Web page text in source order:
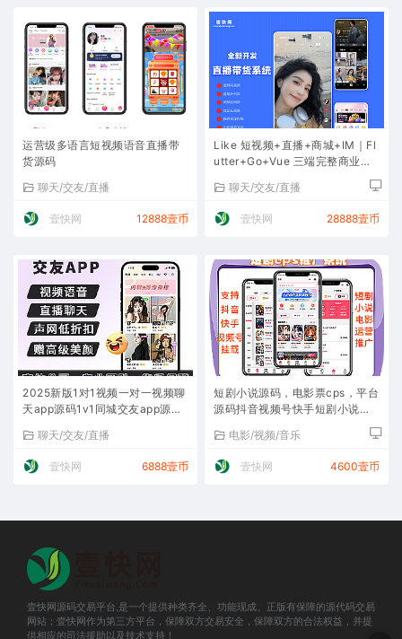
运营级多语言短视频语音直播带
货源码
聊天/交友/直播
壹快网 12888壹币
Like 短视频+直播+商城+IM｜Fl
utter+Go+Vue 三端完整商业级
聊天/交友/直播
壹快网 28888壹币
2025新版1对1视频一对一视频聊
天app源码1v1同城交友app源码
聊天/交友/直播
壹快网 6888壹币
短剧小说源码，电影票cps，平台
源码抖音视频号快手短剧小说分
销推广短视频付费短剧小说素材
电影/视频/音乐
壹快网 4600壹币
壹快网源码交易平台,是一个提供种类齐全、功能现成、正版有保障的源代码交易
网站；壹快网作为第三方平台，保障双方交易安全，保障双方的合法权益，并提
供相应的司法援助以及技术支持！